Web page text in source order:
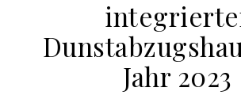
Jahr 2023